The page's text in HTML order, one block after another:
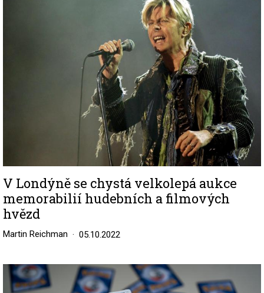
V Londýně se chystá velkolepá aukce
memorabilií hudebních a filmových
hvězd
Martin Reichman 05.10.2022
Image